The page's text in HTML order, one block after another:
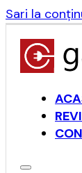
Sari la